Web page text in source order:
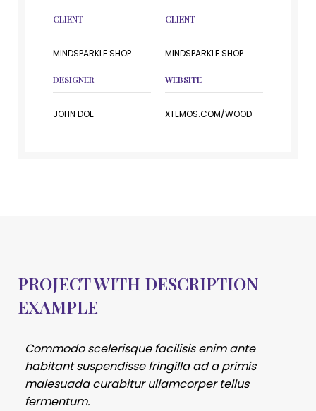
CLIENT
MINDSPARKLE SHOP
CLIENT
MINDSPARKLE SHOP
DESIGNER
JOHN DOE
WEBSITE
XTEMOS.COM/WOOD
PROJECT WITH DESCRIPTION
EXAMPLE
Commodo scelerisque facilisis enim ante
habitant suspendisse fringilla ad a primis
malesuada curabitur ullamcorper tellus
fermentum.